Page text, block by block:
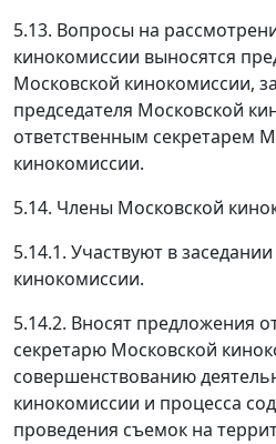
5.13. Вопросы на
кинокомиссии выносятся
Московской кинокомиссии,
председателя Московской
ответственным секретарем
кинокомиссии.
5.14. Члены Московской
5.14.1. Участвуют в
кинокомиссии.
5.14.2. Вносят предложения
секретарю Московской
совершенствованию
кинокомиссии и процесса
проведения съемок на